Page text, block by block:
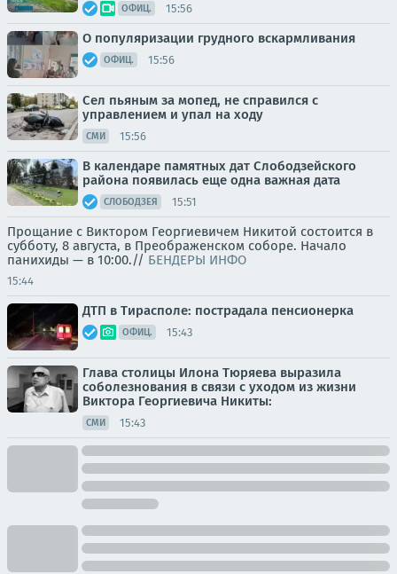
ОФИЦ. 15:56
О популяризации грудного вскармливания
ОФИЦ. 15:56
Сел пьяным за мопед, не справился с
управлением и упал на ходу
СМИ 15:56
В календаре памятных дат Слободзейского
района появилась еще одна важная дата
СЛОБОДЗЕЯ 15:51
Прощание с Виктором Георгиевичем Никитой состоится в
субботу, 8 августа, в Преображенском соборе. Начало
панихиды — в 10:00.// БЕНДЕРЫ ИНФО
15:44
ДТП в Тирасполе: пострадала пенсионерка
ОФИЦ. 15:43
Глава столицы Илона Тюряева выразила
соболезнования в связи с уходом из жизни
Виктора Георгиевича Никиты:
СМИ 15:43